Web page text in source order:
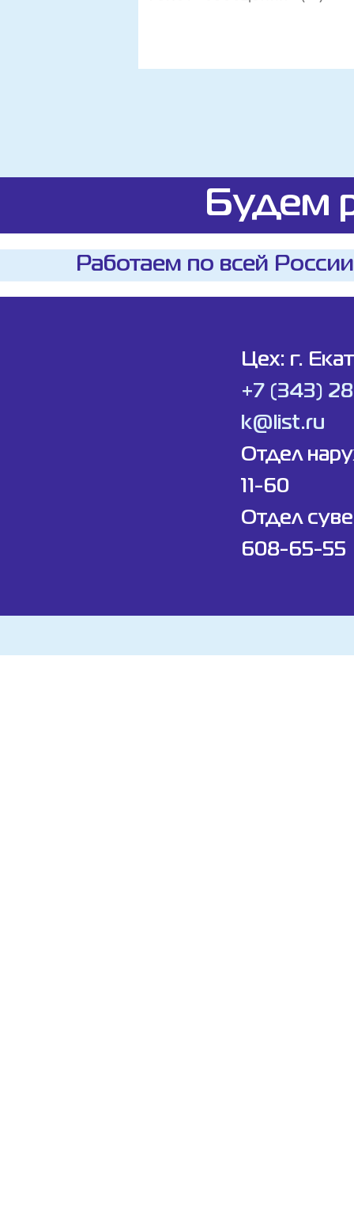
Будем
Работаем по всей
Цех: г.
+7 (343)
k@list.ru
Отдел
11-60
Отдел
608-65-55